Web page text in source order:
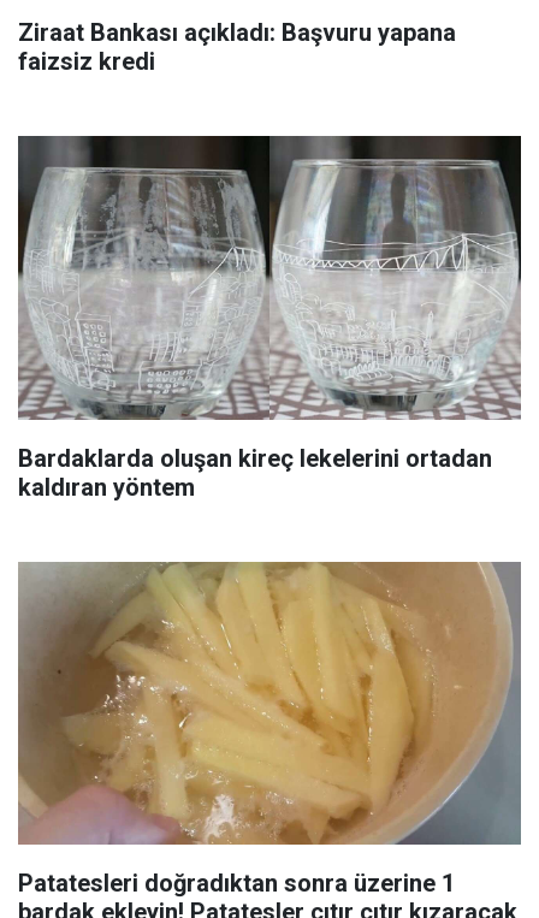
Ziraat Bankası açıkladı: Başvuru yapana
faizsiz kredi
Bardaklarda oluşan kireç lekelerini ortadan
kaldıran yöntem
Patatesleri doğradıktan sonra üzerine 1
bardak ekleyin! Patatesler çıtır çıtır kızaracak